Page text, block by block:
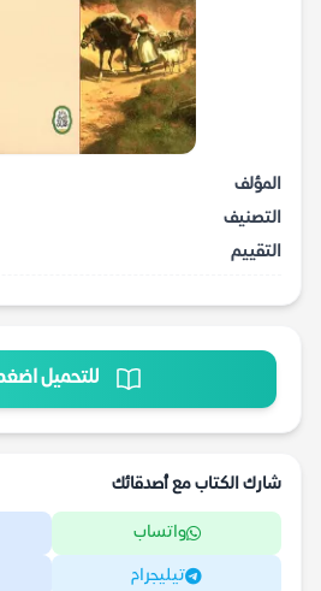
المؤلف
التصنيف
التقييم
للتحميل
شارك الكتاب مع أصدقائك
واتساب
تيليجرام